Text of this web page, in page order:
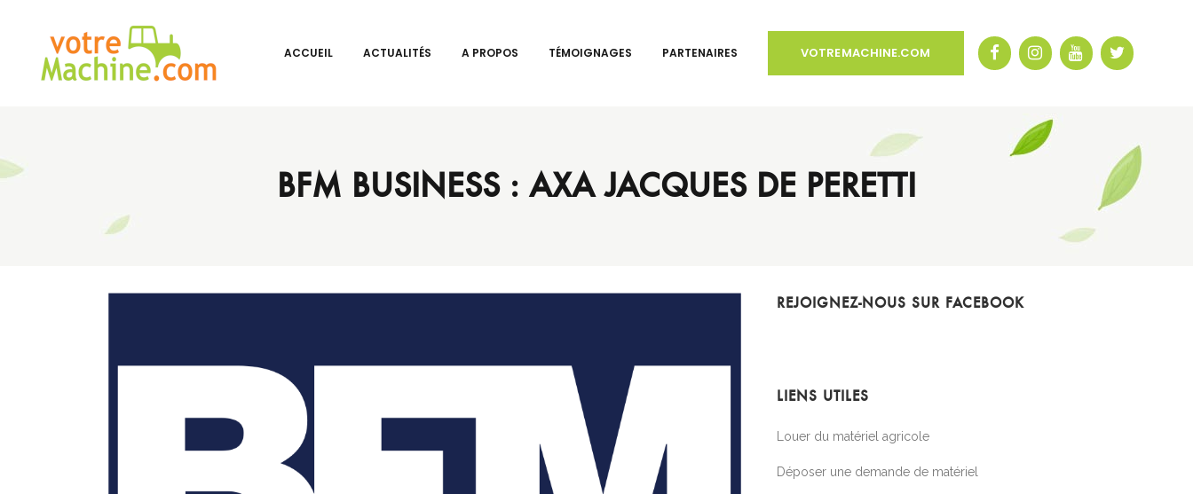
VOTREMACHINE.COM
ACCUEIL ACTUALITÉS A PROPOS TÉMOIGNAGES PARTENAIRES
BFM BUSINESS : AXA JACQUES DE PERETTI
REJOIGNEZ-NOUS SUR FACEBOOK
LIENS UTILES
Louer du matériel agricole
Déposer une demande de matériel